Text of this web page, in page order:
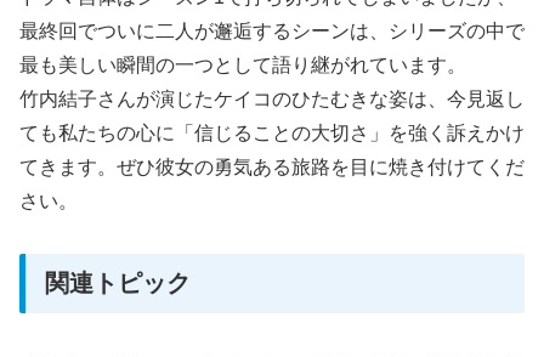
最終回でついに二人が邂逅するシーンは、シリーズの中で
最も美しい瞬間の一つとして語り継がれています。
竹内結子さんが演じたケイコのひたむきな姿は、今見返し
ても私たちの心に「信じることの大切さ」を強く訴えかけ
てきます。ぜひ彼女の勇気ある旅路を目に焼き付けてくだ
さい。
関連トピック